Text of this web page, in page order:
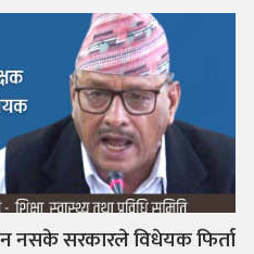
नसके सरकारले विधेयक फिर्ता